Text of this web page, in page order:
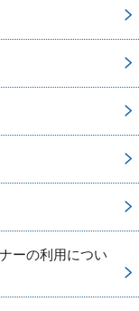
ーの利用につい